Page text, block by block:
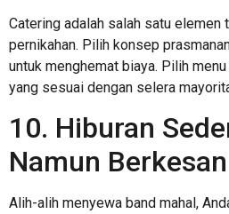
Catering adalah salah satu elemen
pernikahan. Pilih konsep
untuk menghemat biaya. Pilih
yang sesuai dengan selera
10. Hiburan
Namun Berkesan
Alih-alih menyewa band mahal,